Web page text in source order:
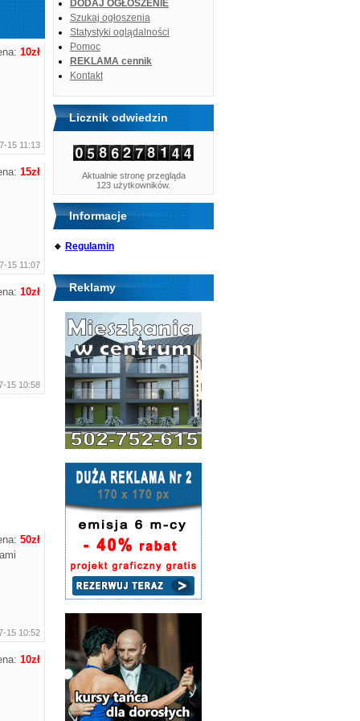
10zł
15 11:13
15zł
15 11:07
10zł
15 10:58
50zł
15 10:52
10zł
DODAJ OGŁOSZENIE
Szukaj ogłoszenia
Statystyki oglądalności
Pomoc
REKLAMA cennik
Kontakt
Licznik odwiedzin
Aktualnie stronę przegląda
123 użytkowników.
Informacje
🔹 Regulamin
Reklamy